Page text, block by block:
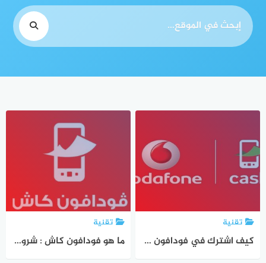
تقنية
كيف اشترك في فودافون كاش : ما ذا افعل إن نسيت الرقم السري الخاص بي
تقنية
ما هو فودافون كاش : شروط فتح محفظة فودافون كاش : اكواد فودافون كاش